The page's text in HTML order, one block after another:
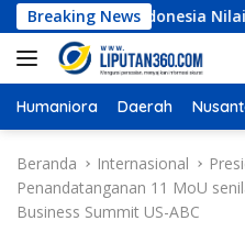
a
g
u
Breaking News
Indonesia Nilai
Humaniora Daerah
Beranda Internasional
Penandatanganan 11 MoU
Business Summit US-ABC